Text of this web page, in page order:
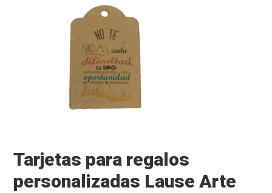
Tarjetas para regalos
personalizadas Lause Arte